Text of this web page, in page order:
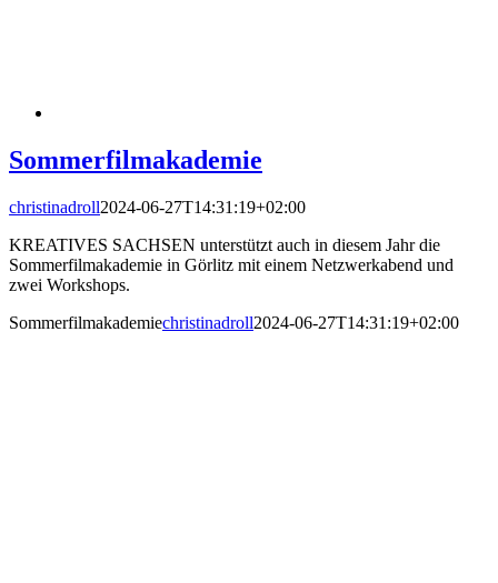
Sommerfilmakademie
christinadroll2024-06-27T14:31:19+02:00
KREATIVES SACHSEN unterstützt auch in diesem Jahr die
Sommerfilmakademie in Görlitz mit einem Netzwerkabend und
zwei Workshops.
Sommerfilmakademiechristinadroll2024-06-27T14:31:19+02:00